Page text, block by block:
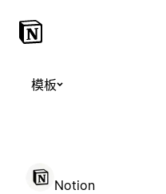
模板
Notion